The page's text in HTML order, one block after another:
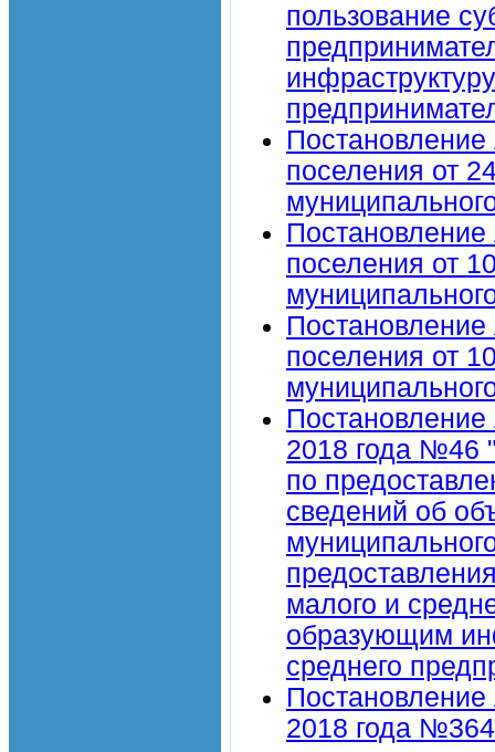
пользование
Постановление
поселения от
Постановление
поселения от
Постановление
поселения от
2018 года №46
по
сведений об
малого и
образующим
среднего
2018 года